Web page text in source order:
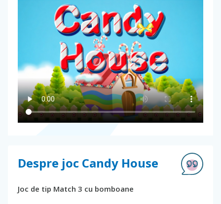
Despre joc Candy House
Joc de tip Match 3 cu bomboane